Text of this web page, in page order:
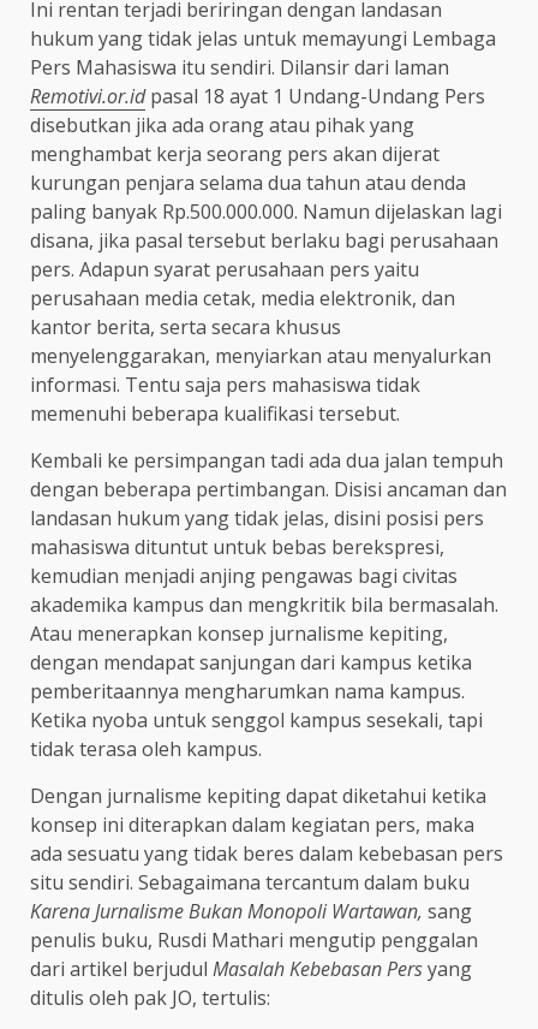
Ini rentan terjadi beriringan dengan landasan
hukum yang tidak jelas untuk memayungi Lembaga
Pers Mahasiswa itu sendiri. Dilansir dari laman
Remotivi.or.idpasal 18 ayat 1 Undang-Undang Pers
disebutkan jika ada orang atau pihak yang
menghambat kerja seorang pers akan dijerat
kurungan penjara selama dua tahun atau denda
paling banyak Rp.500.000.000. Namun dijelaskan lagi
disana, jika pasal tersebut berlaku bagi perusahaan
pers. Adapun syarat perusahaan pers yaitu
perusahaan media cetak, media elektronik, dan
kantor berita, serta secara khusus
menyelenggarakan, menyiarkan atau menyalurkan
informasi. Tentu saja pers mahasiswa tidak
memenuhi beberapa kualifikasi tersebut.
Kembali ke persimpangan tadi ada dua jalan tempuh
dengan beberapa pertimbangan. Disisi ancaman dan
landasan hukum yang tidak jelas, disini posisi pers
mahasiswa dituntut untuk bebas berekspresi,
kemudian menjadi anjing pengawas bagi civitas
akademika kampus dan mengkritik bila bermasalah.
Atau menerapkan konsep jurnalisme kepiting,
dengan mendapat sanjungan dari kampus ketika
pemberitaannya mengharumkan nama kampus.
Ketika nyoba untuk senggol kampus sesekali, tapi
tidak terasa oleh kampus.
Dengan jurnalisme kepiting dapat diketahui ketika
konsep ini diterapkan dalam kegiatan pers, maka
ada sesuatu yang tidak beres dalam kebebasan pers
situ sendiri. Sebagaimana tercantum dalam buku
Karena Jurnalisme Bukan Monopoli Wartawan, sang
penulis buku, Rusdi Mathari mengutip penggalan
dari artikel berjudul Masalah Kebebasan Persyang
ditulis oleh pak JO, tertulis: